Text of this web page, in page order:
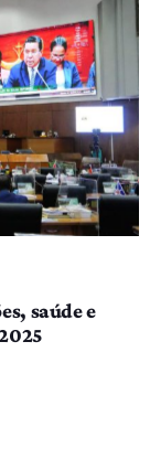
saúde e